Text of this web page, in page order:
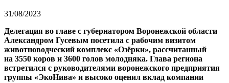
31/08/2023
Делегация во главе с губернатором Воронежской области
Александром Гусевым посетила с рабочим визитом
животноводческий комплекс «Озёрки», рассчитанный
на 3550 коров и 3600 голов молодняка. Глава региона
встретился с руководителями воронежского предприятия
группы «ЭкоНива» и высоко оценил вклад компании